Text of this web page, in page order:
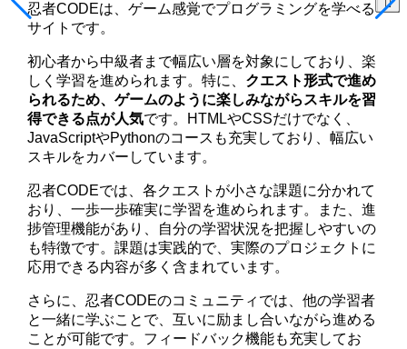
忍者CODEは、ゲーム感覚でプログラミングを学べる
サイトです。
初心者から中級者まで幅広い層を対象にしており、楽
しく学習を進められます。特に、 クエスト形式で進め
られるため、ゲームのように楽しみながらスキルを習
得できる点が人気です。HTMLやCSSだけでなく、
JavaScriptやPythonのコースも充実しており、幅広い
スキルをカバーしています。
忍者CODEでは、各クエストが小さな課題に分かれて
おり、一歩一歩確実に学習を進められます。また、進
捗管理機能があり、自分の学習状況を把握しやすいの
も特徴です。課題は実践的で、実際のプロジェクトに
応用できる内容が多く含まれています。
さらに、忍者CODEのコミュニティでは、他の学習者
と一緒に学ぶことで、互いに励まし合いながら進める
ことが可能です。フィードバック機能も充実してお